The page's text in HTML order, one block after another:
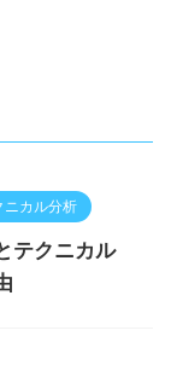
ニカル分析
テクニカル